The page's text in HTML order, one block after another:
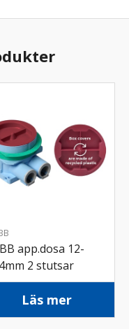
app.dosa 12-
2 stutsar
Läs mer